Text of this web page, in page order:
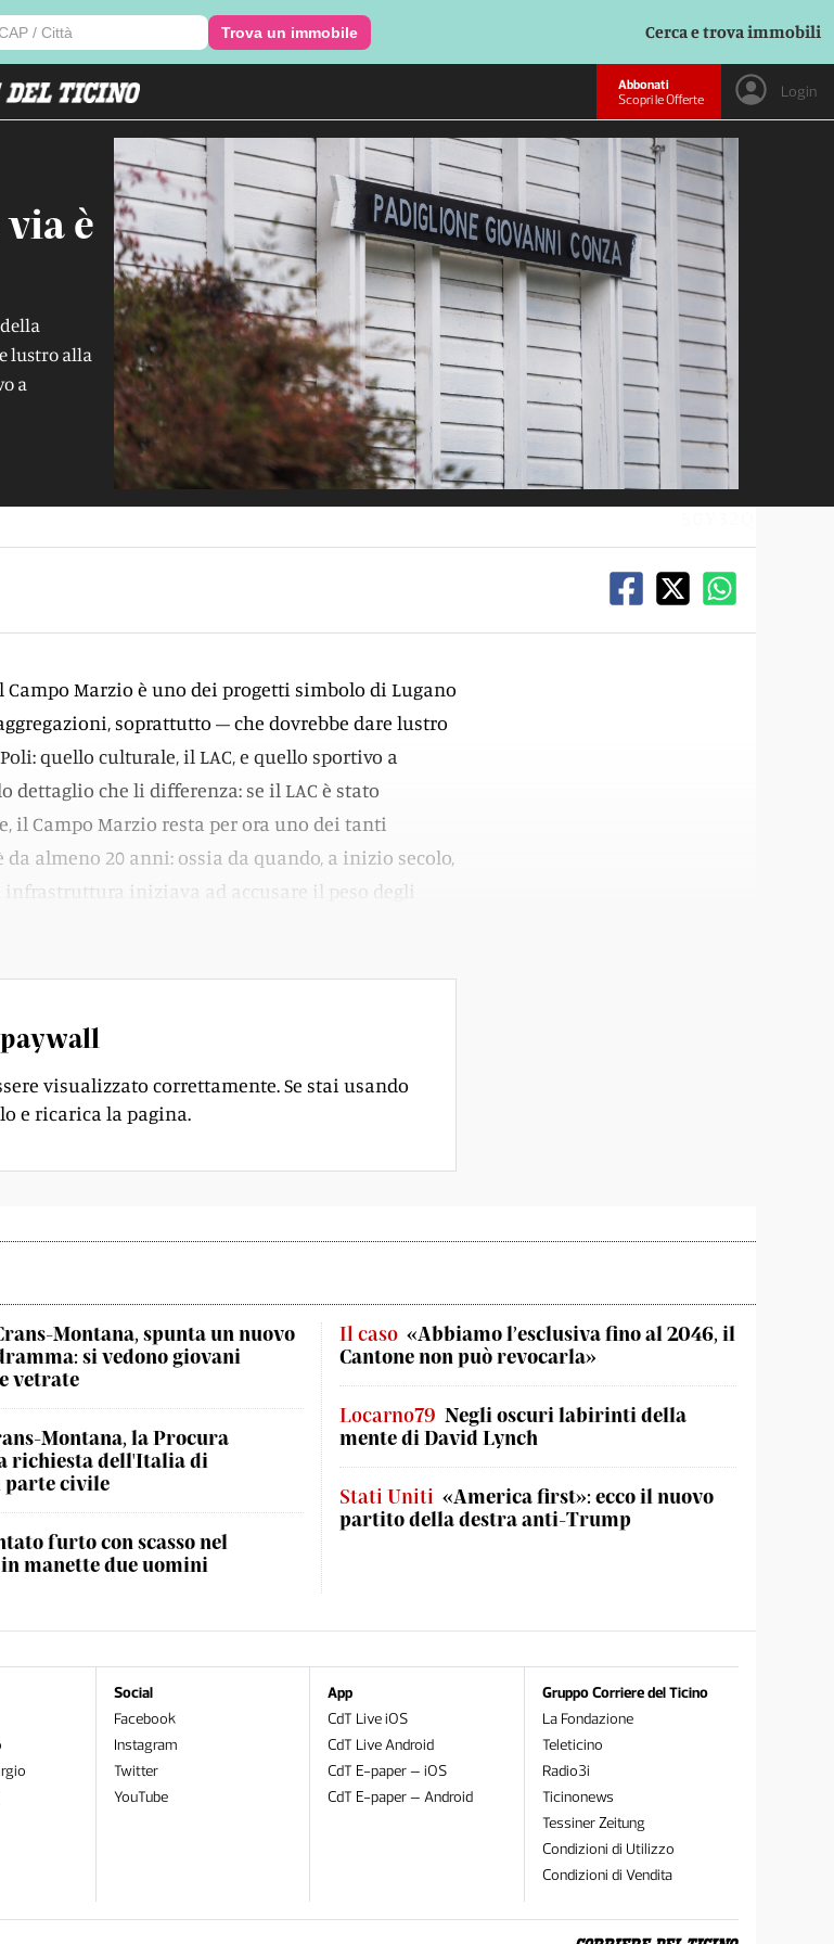
Trova un immobile Cerca e trova immobili
Abbonati
Scopri le Offerte
Login
è
lustro alla
a
Campo Marzio è uno dei progetti simbolo di Lugano
soprattutto – che dovrebbe dare lustro
quello culturale, il LAC, e quello sportivo a
dettaglio che li differenza: se il LAC è stato
il Campo Marzio resta per ora uno dei tanti
almeno 20 anni: ossia da quando, a inizio secolo,
infrastruttura iniziava ad accusare il peso degli
visualizzato correttamente. Se stai usando
e ricarica la pagina.
Montana, spunta un nuovo
si vedono giovani
vetrate
Montana, la Procura
richiesta dell'Italia di
civile
furto con scasso nel
in manette due uomini
Il caso «Abbiamo l’esclusiva fino al 2046, il
Cantone non può revocarla»
Locarno79 Negli oscuri labirinti della
mente di David Lynch
Stati Uniti «America first»: ecco il nuovo
partito della destra anti-Trump
Social
Facebook
Instagram
Twitter
YouTube
App
CdT Live iOS
CdT Live Android
CdT E-paper – iOS
CdT E-paper – Android
Gruppo Corriere del Ticino
La Fondazione
Teleticino
Radio3i
Ticinonews
Tessiner Zeitung
Condizioni di Utilizzo
Condizioni di Vendita